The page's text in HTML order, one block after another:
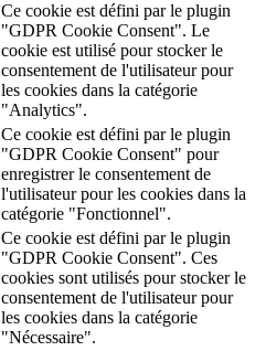
Ce cookie est défini par le plugin
"GDPR Cookie Consent". Le
cookie est utilisé pour stocker le
consentement de l'utilisateur pour
les cookies dans la catégorie
"Analytics".
Ce cookie est défini par le plugin
"GDPR Cookie Consent" pour
enregistrer le consentement de
l'utilisateur pour les cookies dans la
catégorie "Fonctionnel".
Ce cookie est défini par le plugin
"GDPR Cookie Consent". Ces
cookies sont utilisés pour stocker le
consentement de l'utilisateur pour
les cookies dans la catégorie
"Nécessaire".